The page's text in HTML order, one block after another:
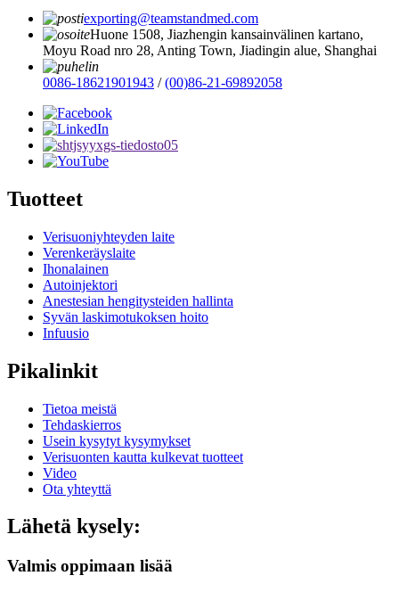
exporting@teamstandmed.com
Huone 1508, Jiazhengin kansainvälinen kartano,
Moyu Road nro 28, Anting Town, Jiadingin alue, Shanghai
0086-18621901943 /(00)86-21-69892058
Tuotteet
Verisuoniyhteyden laite
Verenkeräyslaite
Ihonalainen
Autoinjektori
Anestesian hengitysteiden hallinta
Syvän laskimotukoksen hoito
Infuusio
Pikalinkit
Tietoa meistä
Tehdaskierros
Usein kysytyt kysymykset
Verisuonten kautta kulkevat tuotteet
Video
Ota yhteyttä
Lähetä kysely:
Valmis oppimaan lisää